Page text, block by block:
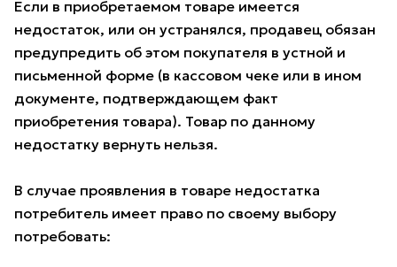
Если в приобретаемом товаре имеется
недостаток, или он устранялся, продавец обязан
предупредить об этом покупателя в устной и
письменной форме (в кассовом чеке или в ином
документе, подтверждающем факт
приобретения товара). Товар по данному
недостатку вернуть нельзя.
В случае проявления в товаре недостатка
потребитель имеет право по своему выбору
потребовать: